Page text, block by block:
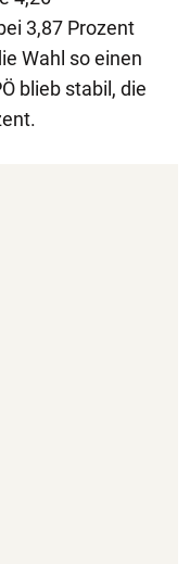
3,87 Prozent
Wahl so einen
blieb stabil, die